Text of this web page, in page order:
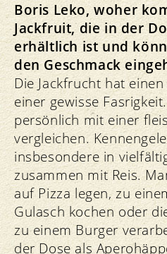
Boris Leko, woher
Jackfruit, die in der
erhältlich ist und
den Geschmack
Die Jackfrucht hat
einer gewisse
persönlich mit einer
vergleichen.
insbesondere in
zusammen mit Reis.
auf Pizza legen, zu
Gulasch kochen oder
zu einem Burger
der Dose als